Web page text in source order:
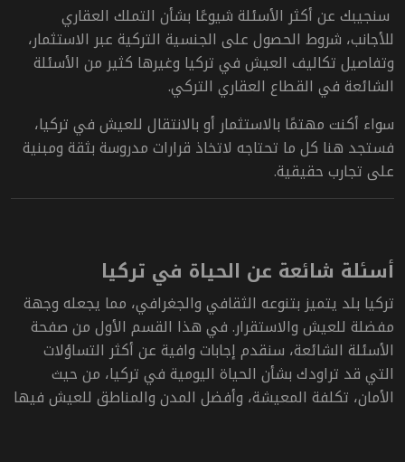
سنجيبك عن أكثر الأسئلة شيوعًا بشأن التملك العقاري
للأجانب، شروط الحصول على الجنسية التركية عبر الاستثمار،
وتفاصيل تكاليف العيش في تركيا وغيرها كثير من الأسئلة
الشائعة في القطاع العقاري التركي.
سواء أكنت مهتمًا بالاستثمار أو بالانتقال للعيش في تركيا،
فستجد هنا كل ما تحتاجه لاتخاذ قرارات مدروسة بثقة ومبنية
على تجارب حقيقية.
أسئلة شائعة عن الحياة في تركيا
تركيا بلد يتميز بتنوعه الثقافي والجغرافي، مما يجعله وجهة
مفضلة للعيش والاستقرار. في هذا القسم الأول من صفحة
الأسئلة الشائعة، سنقدم إجابات وافية عن أكثر التساؤلات
التي قد تراودك بشأن الحياة اليومية في تركيا، من حيث
الأمان، تكلفة المعيشة، وأفضل المدن والمناطق للعيش فيها